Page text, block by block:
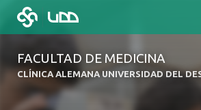
FACULTAD DE MEDICINA
CLÍNICA ALEMANA UNIVERSIDAD DEL